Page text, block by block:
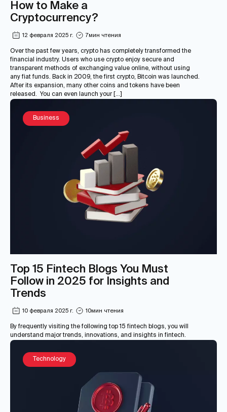
12 февраля 2025 г. 7мин чтения
How to Make a
Cryptocurrency?
Over the past few years, crypto has completely transformed the
financial industry. Users who use crypto enjoy secure and
transparent methods of exchanging value online, without using
any fiat funds. Back in 2009, the first crypto, Bitcoin was launched.
After its expansion, many other coins and tokens have been
released. You can even launch your […]
Business
10 февраля 2025 г. 10мин чтения
Top 15 Fintech Blogs You Must
Follow in 2025 for Insights and
Trends
By frequently visiting the following top 15 fintech blogs, you will
understand major trends, innovations, and insights in fintech.
Technology